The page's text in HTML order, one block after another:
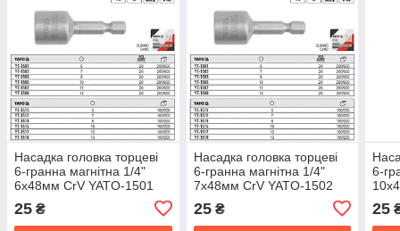
Насадка головка торцеві
6-гранна магнітна 1/4"
6х48мм CrV YATO-1501
25 ₴
Насадка головка торцеві
6-гранна магнітна 1/4"
7х48мм CrV YATO-1502
25₴
6-
25